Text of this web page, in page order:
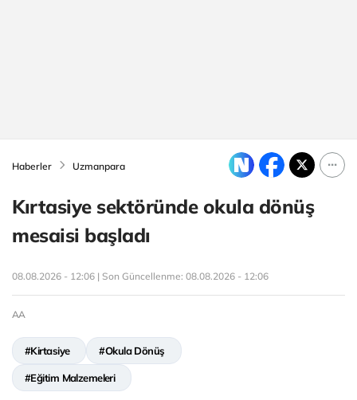
Haberler Uzmanpara
Kırtasiye sektöründe okula dönüş
mesaisi başladı
08.08.2026 - 12:06 | Son Güncellenme: 08.08.2026 - 12:06
AA
#Kirtasiye #Okula Dönüş
#Eğitim Malzemeleri